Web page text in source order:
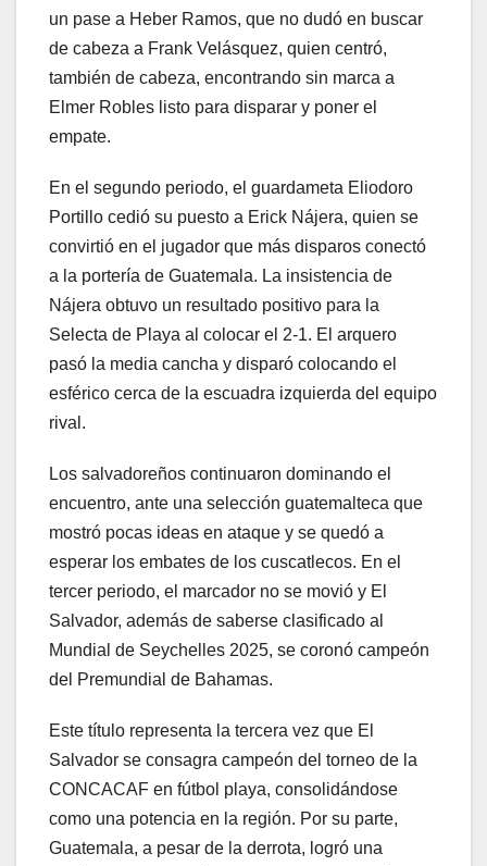
un pase a Heber Ramos, que no dudó en buscar
de cabeza a Frank Velásquez, quien centró,
también de cabeza, encontrando sin marca a
Elmer Robles listo para disparar y poner el
empate.
En el segundo periodo, el guardameta Eliodoro
Portillo cedió su puesto a Erick Nájera, quien se
convirtió en el jugador que más disparos conectó
a la portería de Guatemala. La insistencia de
Nájera obtuvo un resultado positivo para la
Selecta de Playa al colocar el 2-1. El arquero
pasó la media cancha y disparó colocando el
esférico cerca de la escuadra izquierda del equipo
rival.
Los salvadoreños continuaron dominando el
encuentro, ante una selección guatemalteca que
mostró pocas ideas en ataque y se quedó a
esperar los embates de los cuscatlecos. En el
tercer periodo, el marcador no se movió y El
Salvador, además de saberse clasificado al
Mundial de Seychelles 2025, se coronó campeón
del Premundial de Bahamas.
Este título representa la tercera vez que El
Salvador se consagra campeón del torneo de la
CONCACAF en fútbol playa, consolidándose
como una potencia en la región. Por su parte,
Guatemala, a pesar de la derrota, logró una